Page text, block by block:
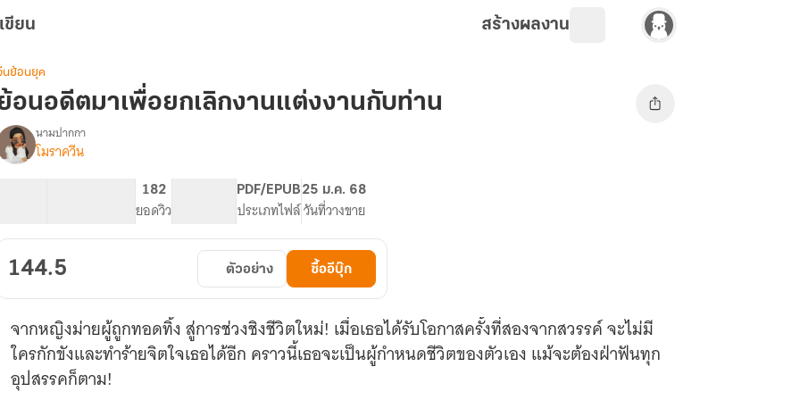
ขียน สร้างผลงาน
นย้อนยุค
อนอดีตมาเพื่อยกเลิกงานแต่งงานกับท่าน
อง[อ่าน
รี
อ
เลิก
น
บ
น
นามปากกา
โมราควีน
182
ยอดวิว
PDF/EPUB
ประเภทไฟล์
25 ม.ค. 68
วันที่วางขาย
144.5 ตัวอย่าง ซื้ออีบุ๊ก
จากหญิงม่ายผู้ถูกทอดทิ้ง สู่การช่วงชิงชีวิตใหม่! เมื่อเธอได้รับโอกาสครั้งที่สองจากสวรรค์ จะไม่มี
ใครกักขังและทำร้ายจิตใจเธอได้อีก คราวนี้เธอจะเป็นผู้กำหนดชีวิตของตัวเอง แม้จะต้องฝ่าฟันทุก
อุปสรรคก็ตาม!